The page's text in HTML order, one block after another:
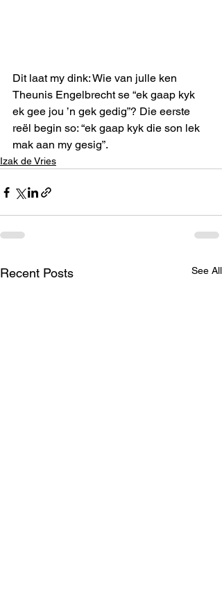
Dit laat my dink: Wie van julle ken
Theunis Engelbrecht se “ek gaap kyk
ek gee jou ’n gek gedig”? Die eerste
reël begin so: “ek gaap kyk die son lek
mak aan my gesig”.
Izak de Vries
Recent Posts See All